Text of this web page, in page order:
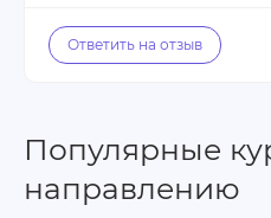
Минусы:
информации было
было постичь тему по
осознала, как вырос мой
Плюсы:
Грамотно составленная
Популярные
направлению